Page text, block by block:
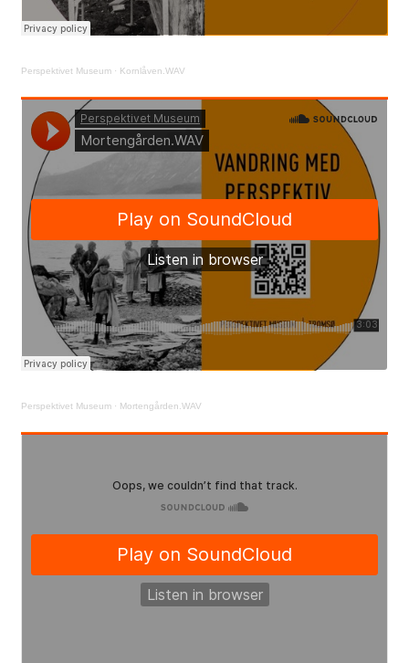
Perspektivet Museum · Kornlåven.WAV
Perspektivet Museum · Mortengården.WAV